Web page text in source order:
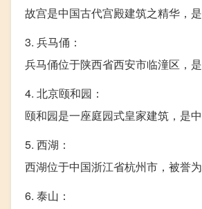
故宫是中国古代宫殿建筑之精华，
3. 兵马俑：
兵马俑位于陕西省西安市临潼区，
4. 北京颐和园：
颐和园是一座庭园式皇家建筑，是
5. 西湖：
西湖位于中国浙江省杭州市，被誉
6. 泰山：